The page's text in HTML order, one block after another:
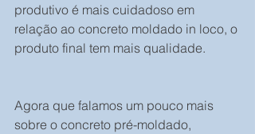
produtivo é mais cuidadoso em
relação ao concreto moldado in loco, o
produto final tem mais qualidade.
Agora que falamos um pouco mais
sobre o concreto pré-moldado,